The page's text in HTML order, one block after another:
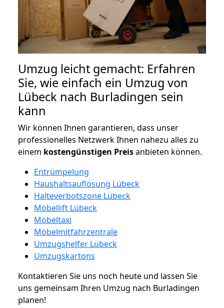
Umzug leicht gemacht: Erfahren
Sie, wie einfach ein Umzug von
Lübeck nach Burladingen sein
kann
Wir können Ihnen garantieren, dass unser
professionelles Netzwerk Ihnen nahezu alles zu
einem kostengünstigen Preisanbieten können.
Entrümpelung
Haushaltsauflösung Lübeck
Halteverbotszone Lübeck
Möbellift Lübeck
Möbeltaxi
Möbelmitfahrzentrale
Umzugshelfer Lübeck
Umzugskartons
Kontaktieren Sie uns noch heute und lassen Sie
uns gemeinsam Ihren Umzug nach Burladingen
planen!